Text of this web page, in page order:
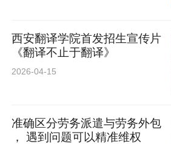
西安翻译学院首发招生宣传片
《翻译不止于翻译》
2026-04-15
准确区分劳务派遣与劳务外包
， 遇到问题可以精准维权